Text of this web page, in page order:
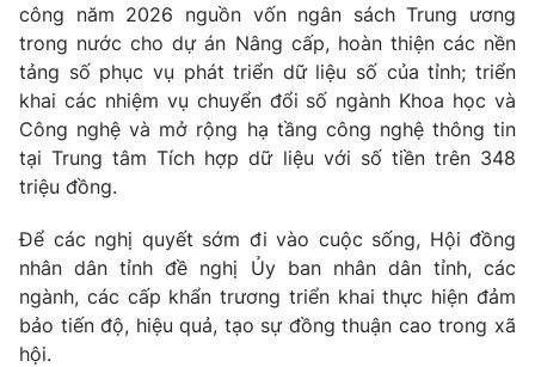
Cơ quan chủ quản:
Đài Truyền hình Việt Nam
Cơ quan báo chí:Thời báo VTV
Giấy phép hoạt động báo in và báo điện tử số 483/GP-BTTTT
cấp ngày 29/12/2023
Tổng Biên tập:Vũ Thanh Thủy
Phó Tổng Biên tập:
Tổng đài VTV: 024.38 355 931 - 024.38 355 932
Ðiện thoại Thời báo VTV:024.66 897 897
Email: toasoan@vtv.vn
Liên hệ quảng cáo:
công năm 2026 nguồn vốn ngân sách Trung ương
trong nước cho dự án Nâng cấp, hoàn thiện các nền
tảng số phục vụ phát triển dữ liệu số của tỉnh; triển
khai các nhiệm vụ chuyển đổi số ngành Khoa học và
Công nghệ và mở rộng hạ tầng công nghệ thông tin
tại Trung tâm Tích hợp dữ liệu với số tiền trên 348
triệu đồng.
Để các nghị quyết sớm đi vào cuộc sống, Hội đồng
nhân dân tỉnh đề nghị Ủy ban nhân dân tỉnh, các
ngành, các cấp khẩn trương triển khai thực hiện đảm
bảo tiến độ, hiệu quả, tạo sự đồng thuận cao trong xã
hội.